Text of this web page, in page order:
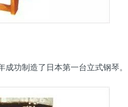
功制造了日本第一台立式钢琴。